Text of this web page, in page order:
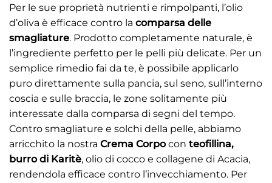
Per le sue proprietà nutrienti e rimpolpanti, l’olio
d’oliva è efficace contro la comparsa delle
smagliature. Prodotto completamente naturale, è
l’ingrediente perfetto per le pelli più delicate. Per un
semplice rimedio fai da te, è possibile applicarlo
puro direttamente sulla pancia, sul seno, sull’interno
coscia e sulle braccia, le zone solitamente più
interessate dalla comparsa di segni del tempo.
Contro smagliature e solchi della pelle, abbiamo
arricchito la nostra Crema Corpocon teofillina,
burro di Karitè, olio di cocco e collagene di Acacia,
rendendola efficace contro l’invecchiamento. Per